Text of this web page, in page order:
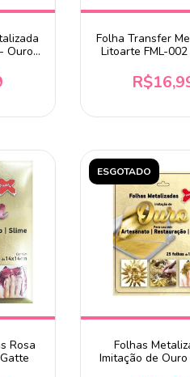
Ouro
Folha Transfer
Litoarte FML-
Rosa
ESGOTADO
Folhas
Imitação de